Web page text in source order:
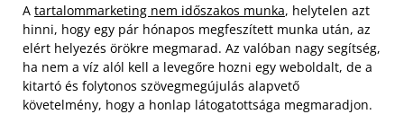
A tartalommarketing nem időszakos munka, helytelen azt
hinni, hogy egy pár hónapos megfeszített munka után, az
elért helyezés örökre megmarad. Az valóban nagy segítség,
ha nem a víz alól kell a levegőre hozni egy weboldalt, de a
kitartó és folytonos szövegmegújulás alapvető
követelmény, hogy a honlap látogatottsága megmaradjon.